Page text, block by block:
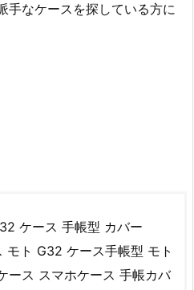
手なケースを探している方に
ケース 手帳型 カバー
ト G32 ケース手帳型 モト
ース スマホケース 手帳カバ